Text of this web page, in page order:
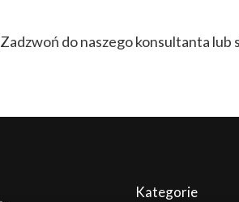
Zadzwoń do naszego konsultanta lub
Kategorie